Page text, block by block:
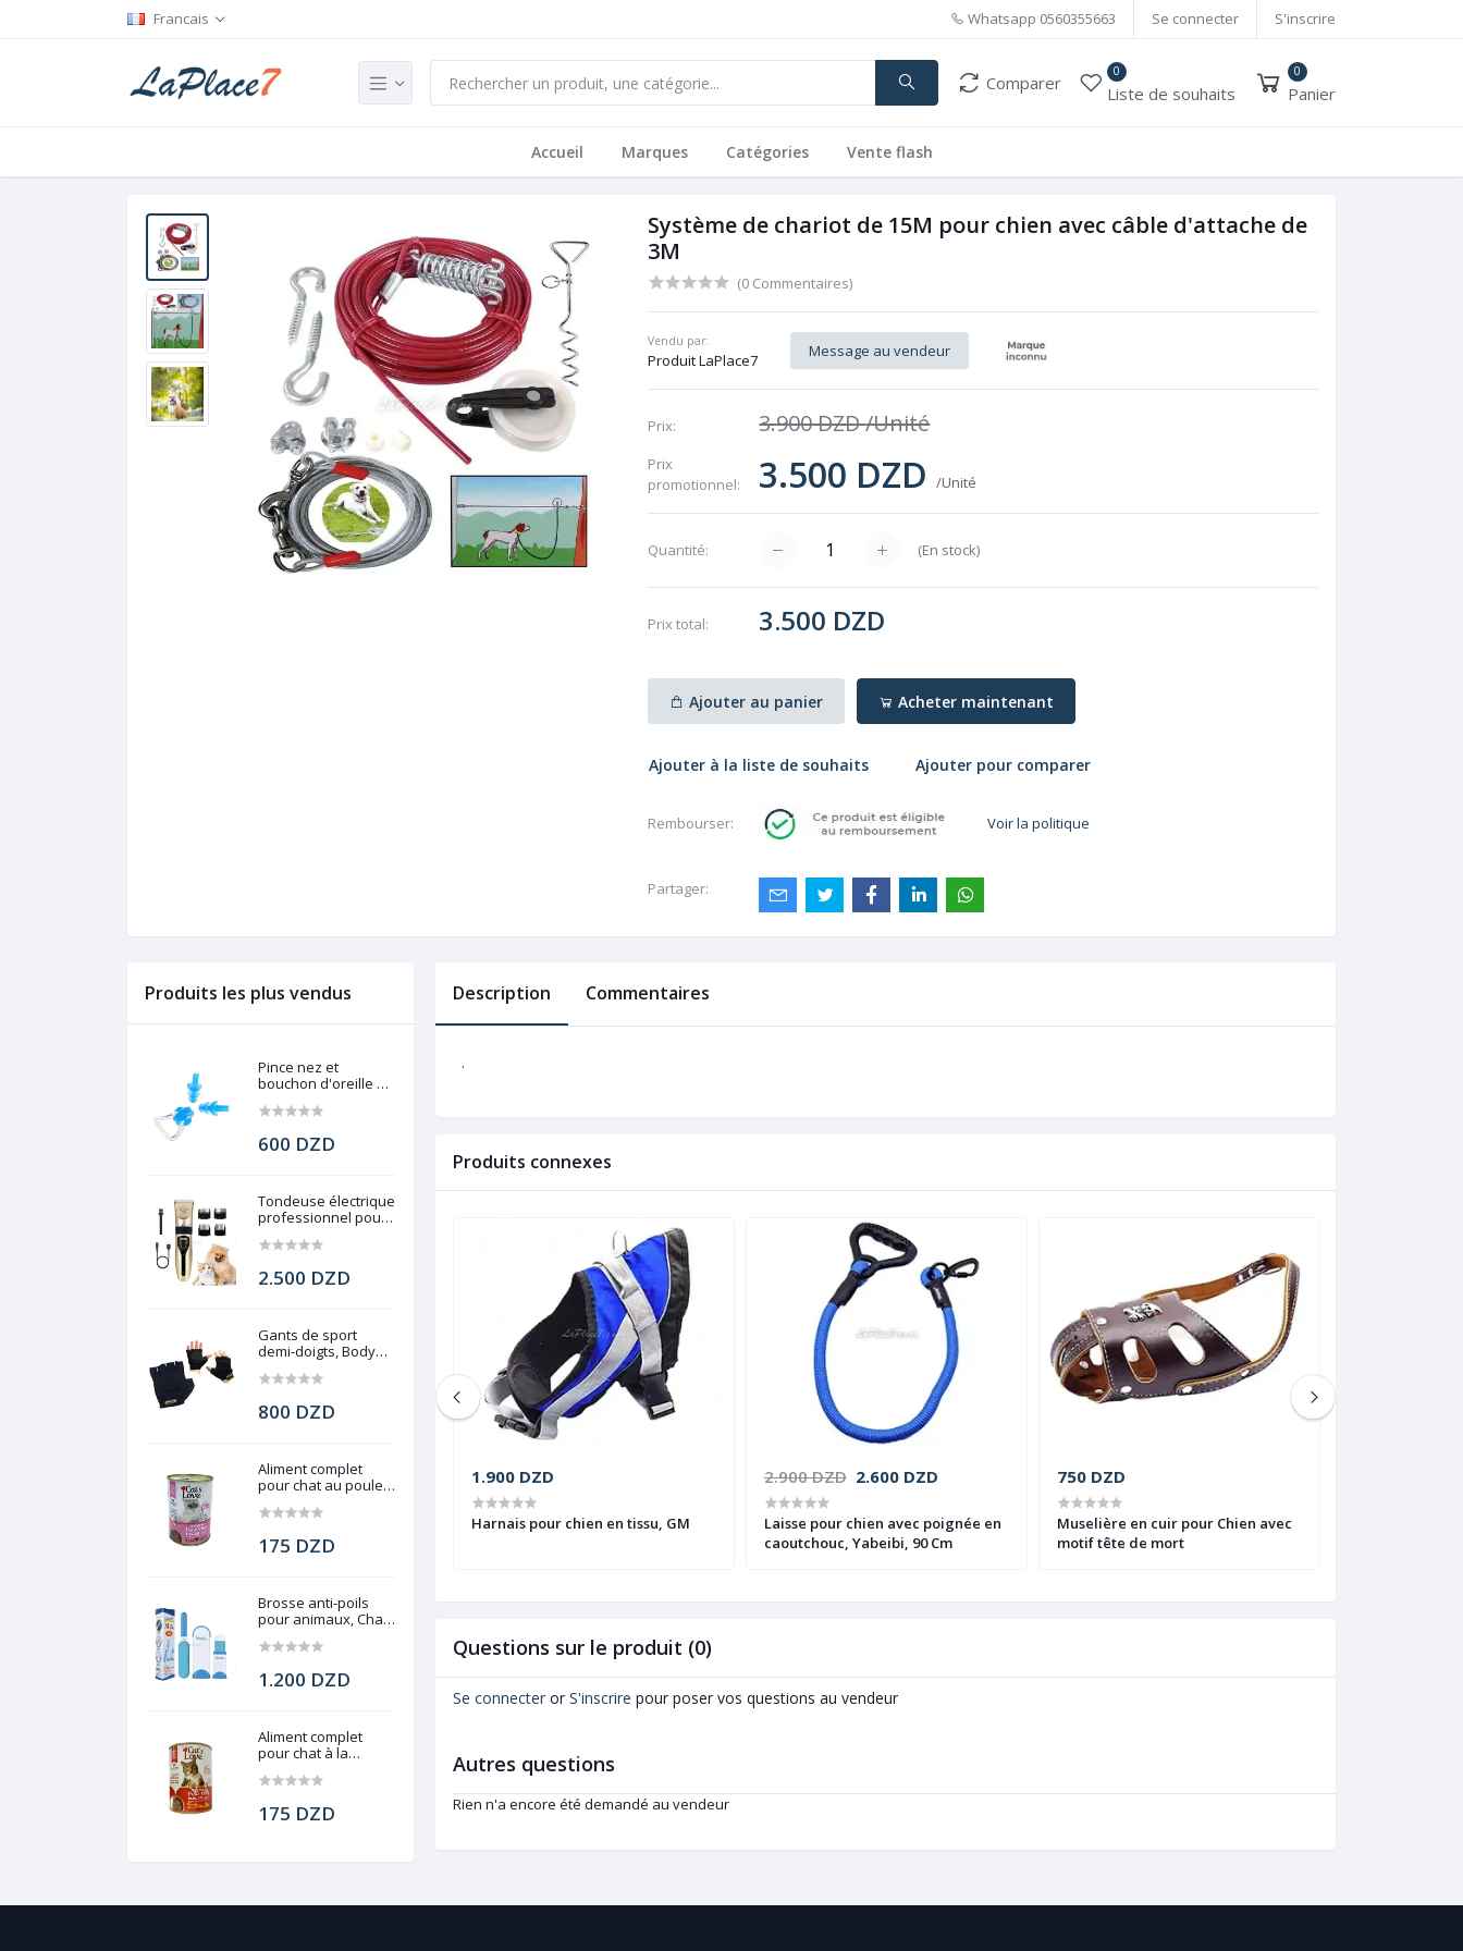
Francais Whatsapp 0560355663 Se connecter S'inscrire
Comparer
0
Liste de souhaits
0
Panier
Accueil Marques Catégories Vente flash
Système de chariot de 15M pour chien avec câble d'attache de
3M
(0 Commentaires)
Vendu par:
Produit LaPlace7
Message au vendeur
Prix: 3.900 DZD/Unité
Prix ​​
promotionnel:
3.500 DZD/Unité
Quantité: (En stock)
Prix ​​total: 3.500 DZD
Ajouter au panier Acheter maintenant
Ajouter à la liste de souhaits Ajouter pour comparer
Rembourser: Voir la politique
Partager:
Produits les plus vendus
Pince nez et
bouchon d'oreille de
600 DZD
Tondeuse électrique
professionnel pour
2.500 DZD
Gants de sport
demi-doigts, Body
800 DZD
Aliment complet
pour chat au poulet,
175 DZD
Brosse anti-poils
pour animaux, Chats
1.200 DZD
Aliment complet
pour chat à la
400 g
175 DZD
Description Commentaires
.
Produits connexes
320 DZD
Collier pour chien en cuir à pique,
Petit chien, 38 cm
1.900 DZD
Harnais pour chien en tissu, GM
2.900 DZD 2.600 DZD
Laisse pour chien avec poignée en
caoutchouc, Yabeibi, 90 Cm
750 DZD
Muselière en cuir pour Chien avec
motif tête de mort
Questions sur le produit (0)
Se connecteror S'inscrire pour poser vos questions au vendeur
Autres questions
Rien n'a encore été demandé au vendeur